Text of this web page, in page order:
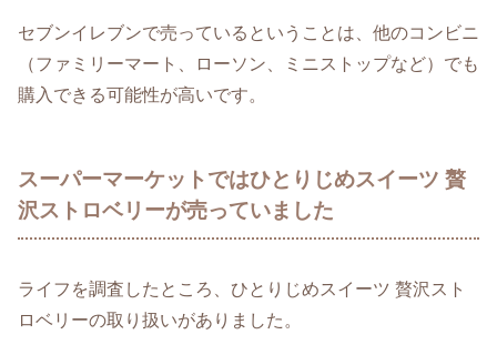
セブンイレブンで売っているということは、他のコンビニ
（ファミリーマート、ローソン、ミニストップなど）でも
購入できる可能性が高いです。
スーパーマーケットではひとりじめスイーツ 贅
沢ストロベリーが売っていました
ライフを調査したところ、ひとりじめスイーツ 贅沢スト
ロベリーの取り扱いがありました。